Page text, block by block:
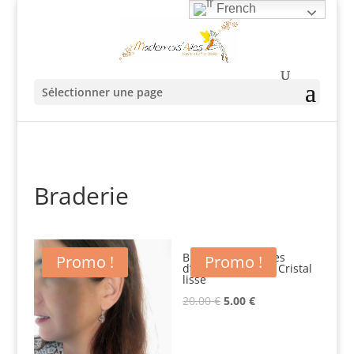
Sélectionner une page
Braderie
Promo ! Promo !
BRADERIE : Boucles
d’oreilles SPIRALE Cristal
lisse
20.00€ Original
5.00€Current
French